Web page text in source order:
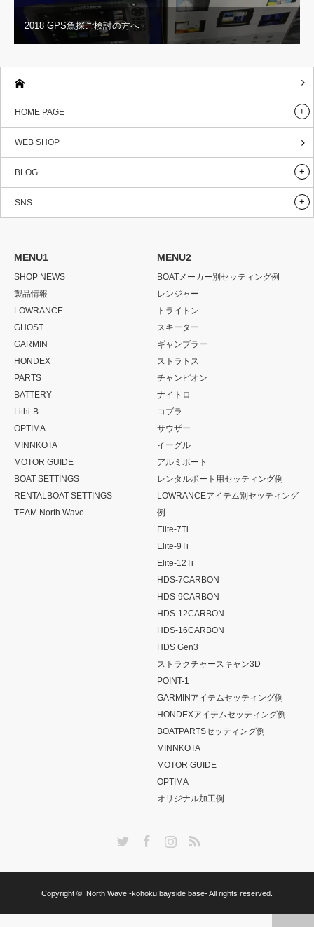
2018 GPS魚探ご検討の方へ
HOME PAGE
WEB SHOP
BLOG
SNS
MENU1
SHOP NEWS
製品情報
LOWRANCE
GHOST
GARMIN
HONDEX
PARTS
BATTERY
Lithi-B
OPTIMA
MINNKOTA
MOTOR GUIDE
BOAT SETTINGS
RENTALBOAT SETTINGS
TEAM North Wave
MENU2
BOATメーカー別セッティング例
レンジャー
トライトン
スキーター
ギャンブラー
ストラトス
チャンピオン
ナイトロ
コブラ
サウザー
イーグル
アルミボート
レンタルボート用セッティング例
LOWRANCEアイテム別セッティング
例
Elite-7Ti
Elite-9Ti
Elite-12Ti
HDS-7CARBON
HDS-9CARBON
HDS-12CARBON
HDS-16CARBON
HDS Gen3
ストラクチャースキャン3D
POINT-1
GARMINアイテムセッティング例
HONDEXアイテムセッティング例
BOATPARTSセッティング例
MINNKOTA
MOTOR GUIDE
OPTIMA
オリジナル加工例
Copyright © North Wave -kohoku bayside base-All rights reserved.